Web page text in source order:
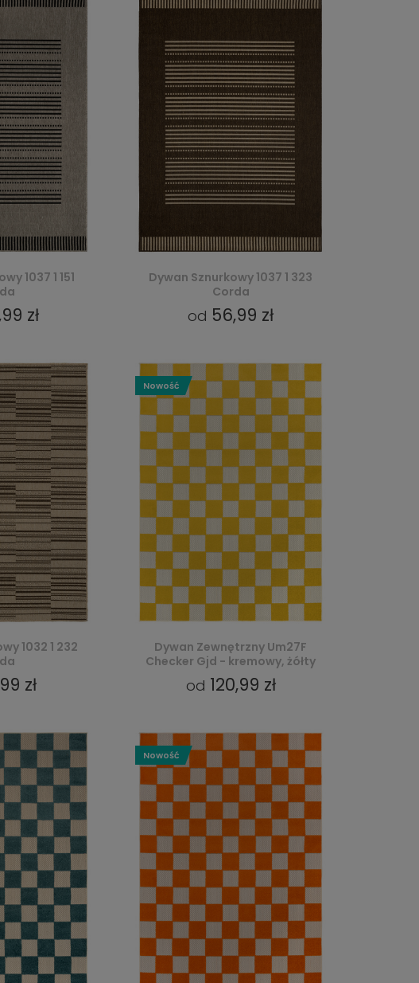
1037 1 151
zł
Dywan Sznurkowy 1037 1 323
Corda
od 56,99 zł
1032 1 232
zł
Dywan Zewnętrzny Um27F
Checker Gjd - kremowy, żółty
od 120,99 zł
Nowość
Nowość